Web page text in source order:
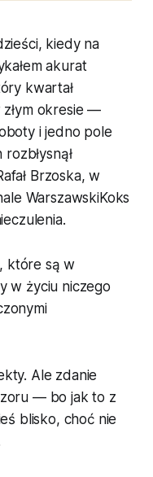
kiedy na
akurat
kwartał
złym okresie —
i jedno pole
Brzoska, w
WarszawskiKoks
które są w
w życiu niczego
Ale zdanie
— bo jak to z
blisko, choć nie